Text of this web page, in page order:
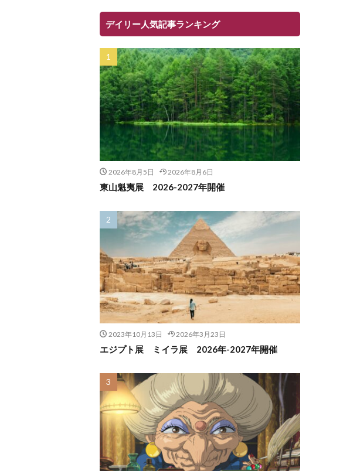
デイリー人気記事ランキング
2026年8月5日 2026年8月6日
東山魁夷展 2026-2027年開催
2023年10月13日 2026年3月23日
エジプト展 ミイラ展 2026年-2027年開催